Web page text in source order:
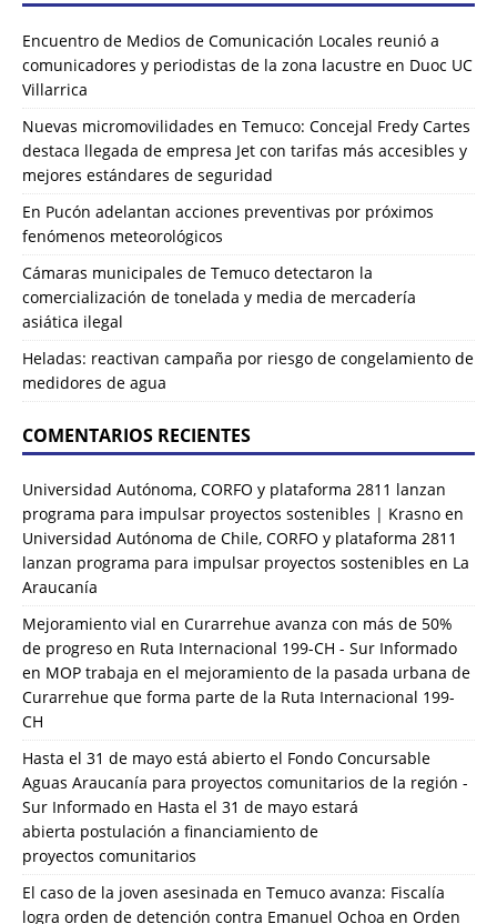
Encuentro de Medios de Comunicación Locales reunió a
comunicadores y periodistas de la zona lacustre en Duoc UC
Villarrica
Nuevas micromovilidades en Temuco: Concejal Fredy Cartes
destaca llegada de empresa Jet con tarifas más accesibles y
mejores estándares de seguridad
En Pucón adelantan acciones preventivas por próximos
fenómenos meteorológicos
Cámaras municipales de Temuco detectaron la
comercialización de tonelada y media de mercadería
asiática ilegal
Heladas: reactivan campaña por riesgo de congelamiento de
medidores de agua
COMENTARIOS RECIENTES
Universidad Autónoma, CORFO y plataforma 2811 lanzan
programa para impulsar proyectos sostenibles | Krasno en
Universidad Autónoma de Chile, CORFO y plataforma 2811
lanzan programa para impulsar proyectos sostenibles en La
Araucanía
Mejoramiento vial en Curarrehue avanza con más de 50%
de progreso en Ruta Internacional 199-CH - Sur Informado
en MOP trabaja en el mejoramiento de la pasada urbana de
Curarrehue que forma parte de la Ruta Internacional 199-
CH
Hasta el 31 de mayo está abierto el Fondo Concursable
Aguas Araucanía para proyectos comunitarios de la región -
Sur Informado en Hasta el 31 de mayo estará
abierta postulación a financiamiento de
proyectos comunitarios
El caso de la joven asesinada en Temuco avanza: Fiscalía
logra orden de detención contra Emanuel Ochoa en Orden